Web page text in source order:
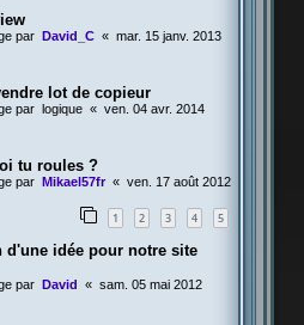
par David_C « mar. 15 janv. 2013
lot de copieur
par logique « ven. 04 avr. 2014
tu roules ?
par Mikael57fr « ven. 17 août 2012
1 2 3 4 5
d'une idée pour notre site
par David « sam. 05 mai 2012